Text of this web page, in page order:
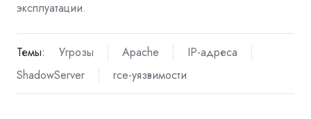
эксплуатации.
Темы: Угрозы Apache
IP-адреса
ShadowServer
rce-уязвимости